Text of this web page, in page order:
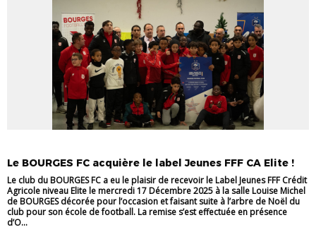
Le BOURGES FC acquière le label Jeunes FFF CA Elite !
Le club du BOURGES FC a eu le plaisir de recevoir le Label Jeunes FFF Crédit
Agricole niveau Elite le mercredi 17 Décembre 2025 à la salle Louise Michel
de BOURGES décorée pour l’occasion et faisant suite à l’arbre de Noël du
club pour son école de football. La remise s’est effectuée en présence
d’O...